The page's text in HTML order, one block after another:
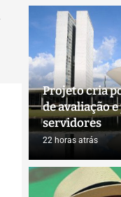
GREVE, TRENS DA CPTM
Projeto cria
de avaliação
servidores
22 horas atrás